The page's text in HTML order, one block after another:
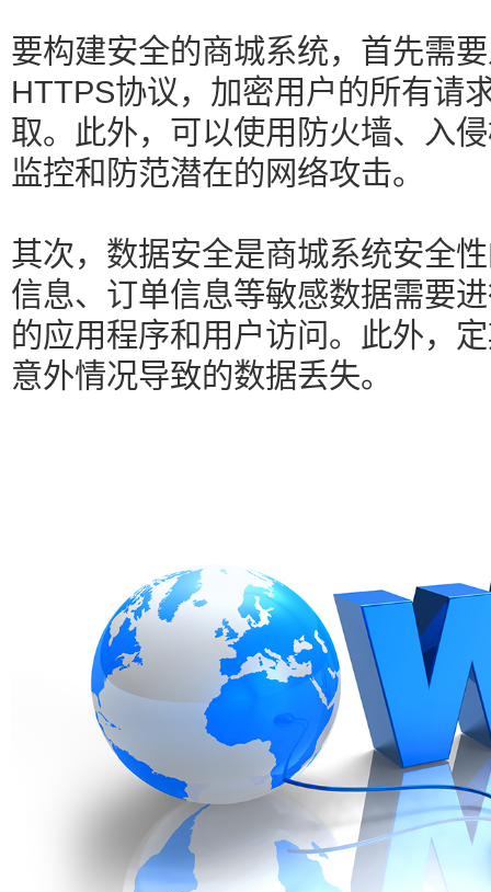
要构建安全的商城系统，首先需
HTTPS协议，加密用户的所有请
取。此外，可以使用防火墙、入
监控和防范潜在的网络攻击。
其次，数据安全是商城系统安全
信息、订单信息等敏感数据需要
的应用程序和用户访问。此外，
意外情况导致的数据丢失。